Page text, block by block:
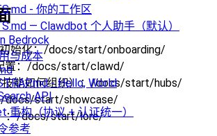
- 你的工作区
— Clawdbot 个人助手（默认）
Bedrock
与成本
- Hello, World
API
重构（协议 + 认证统一）
参考
始化：/docs/start/onboarding/
置：/docs/start/clawd/
技能如何组织）：/docs/start/hubs/
/docs/start/showcase/
：/docs/start/lore/